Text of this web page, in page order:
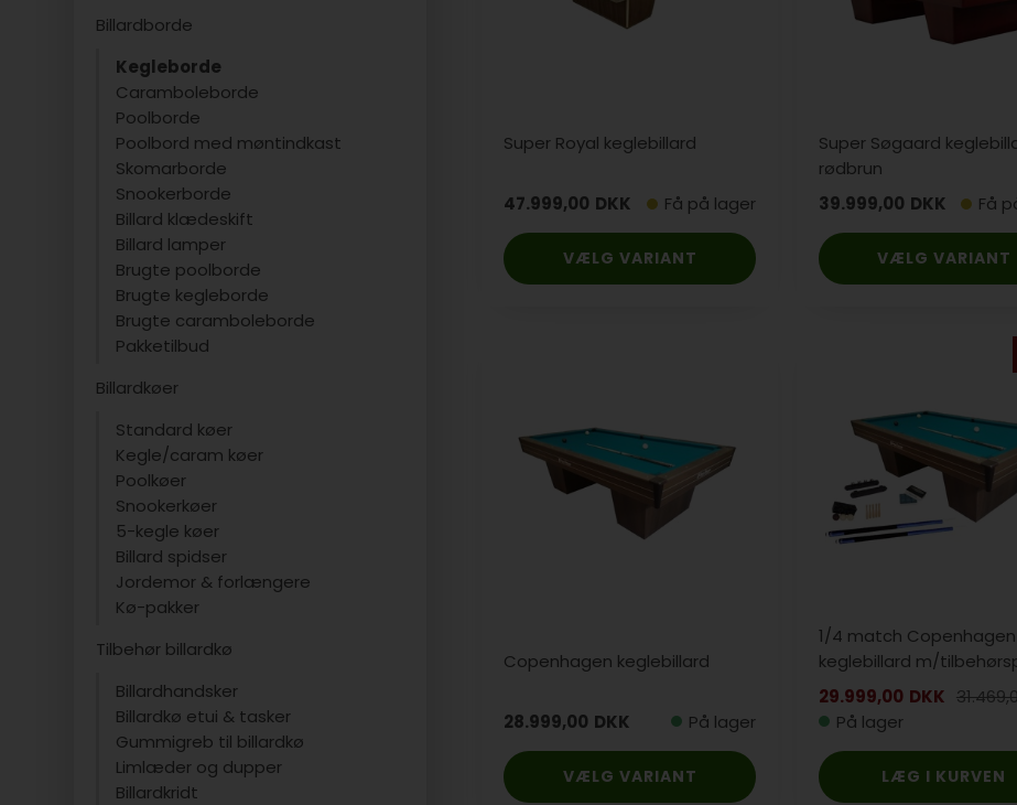
Billardborde
Kegleborde
Caramboleborde
Poolborde
Poolbord med møntindkast
Skomarborde
Snookerborde
Billard klædeskift
Billard lamper
Brugte poolborde
Brugte kegleborde
Brugte caramboleborde
Pakketilbud
Billardkøer
Standard køer
Kegle/caram køer
Poolkøer
Snookerkøer
5-kegle køer
Billard spidser
Jordemor & forlængere
Kø-pakker
Tilbehør billardkø
Billardhandsker
Billardkø etui & tasker
Gummigreb til billardkø
Limlæder og dupper
Billardkridt
Super Royal keglebillard
47.999,00 DKK Få på lager
VÆLG VARIANT
Super Søgaard
rødbrun
39.999,00 DKK Få
VÆLG VARIANT
Copenhagen keglebillard
28.999,00 DKK På lager
VÆLG VARIANT
1/4 match Copenhagen
keglebillard m/
29.999,00 DKK
På lager